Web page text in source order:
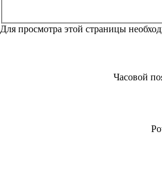
Для просмотра этой страницы
Часовой